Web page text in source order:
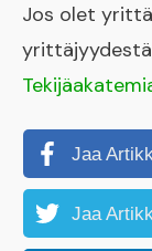
Jos olet
Jaa
Jaa